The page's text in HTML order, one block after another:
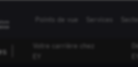
Points de vue Services
Votre carrière chez